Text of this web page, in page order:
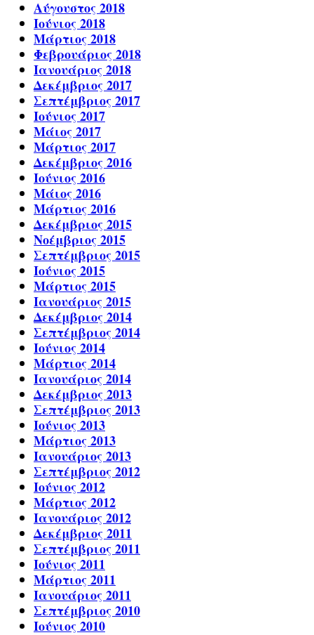
Αύγουστος 2018
Ιούνιος 2018
Μάρτιος 2018
Φεβρουάριος 2018
Ιανουάριος 2018
Δεκέμβριος 2017
Σεπτέμβριος 2017
Ιούνιος 2017
Μάιος 2017
Μάρτιος 2017
Δεκέμβριος 2016
Ιούνιος 2016
Μάιος 2016
Μάρτιος 2016
Δεκέμβριος 2015
Νοέμβριος 2015
Σεπτέμβριος 2015
Ιούνιος 2015
Μάρτιος 2015
Ιανουάριος 2015
Δεκέμβριος 2014
Σεπτέμβριος 2014
Ιούνιος 2014
Μάρτιος 2014
Ιανουάριος 2014
Δεκέμβριος 2013
Σεπτέμβριος 2013
Ιούνιος 2013
Μάρτιος 2013
Ιανουάριος 2013
Σεπτέμβριος 2012
Ιούνιος 2012
Μάρτιος 2012
Ιανουάριος 2012
Δεκέμβριος 2011
Σεπτέμβριος 2011
Ιούνιος 2011
Μάρτιος 2011
Ιανουάριος 2011
Σεπτέμβριος 2010
Ιούνιος 2010